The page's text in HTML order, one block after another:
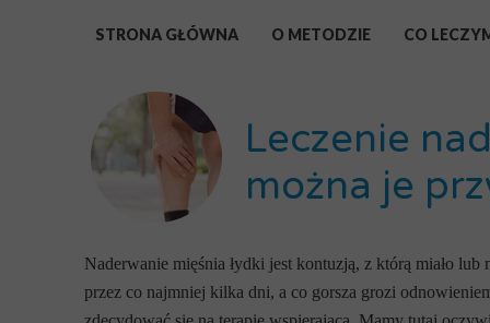
STRONA GŁÓWNA O METODZIE CO
ZERWANE
BÓL
BÓL
RWA
Leczenie
można je
Naderwanie mięśnia łydki jest kontuzją, z którą miało
przez co najmniej kilka dni, a co gorsza grozi